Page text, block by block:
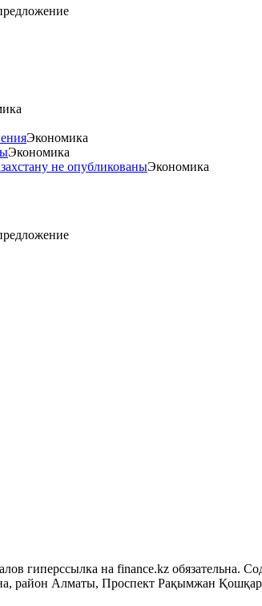
Экономика
Экономика
не опубликованыЭкономика
на finance.kz обязательна.
район Алматы, Проспект Рақымжан